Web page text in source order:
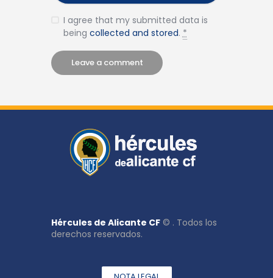
I agree that my submitted data is
being collected and stored. *
Hércules de Alicante CF © . Todos los
derechos reservados.